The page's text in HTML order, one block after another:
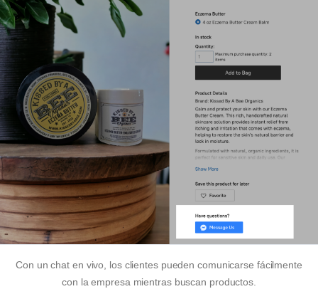
Con un chat en vivo, los clientes pueden comunicarse fácilmente
con la empresa mientras buscan productos.